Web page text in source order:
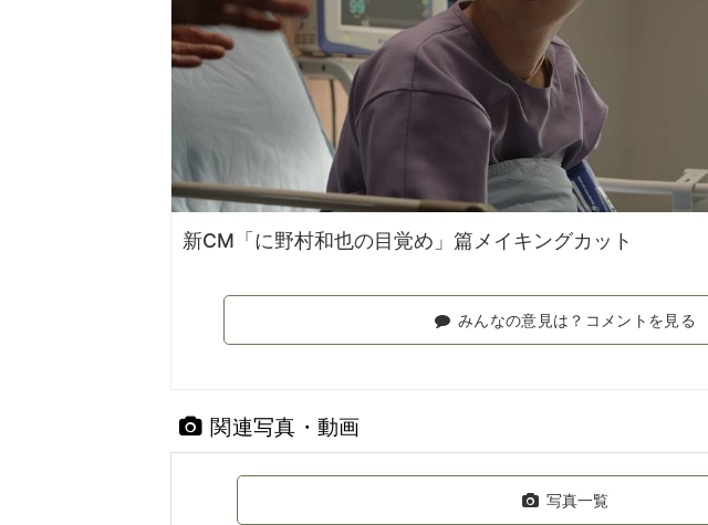
新CM「に野村和也の目覚め」篇メイキングカット
みんなの意見は？コメントを見る
関連写真・動画
写真一覧